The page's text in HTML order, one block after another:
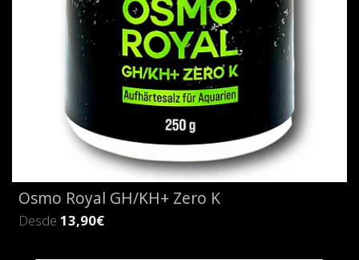
Osmo Royal GH/KH+ Zero K
Desde 13,90€